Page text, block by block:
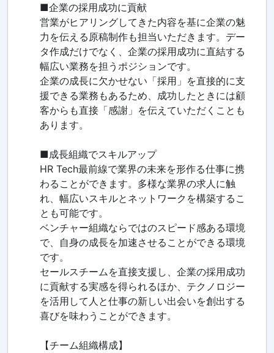
■企業の採用成功に貢献
営業がヒアリングしてきた内容を基に企業の魅
力を伝える原稿制作も担当いただきます。デー
タ作成だけでなく、企業の採用成功に直結する
幅広い業務を担うポジションです。
企業の成長に欠かせない「採用」を直接的に支
援できる業務もあるため、成功したときには顧
客からも直接「感謝」を伝えていただくことも
あります。
■成長組織でスキルアップ
HR Tech最前線で業界の未来を形作る仕事に携
わることができます。多様な業界の求人に触
れ、幅広いスキルとネットワークを構築するこ
とも可能です。
ベンチャー組織ならではのスピード感ある環境
で、自身の成長を加速させることができる環境
です。
セールスチームを直接支援し、企業の採用成功
に貢献する実感を得られるほか、テクノロジー
を活用して人と仕事の新しい出会いを創出する
喜びを味わうことができます。
【チーム組織構成】